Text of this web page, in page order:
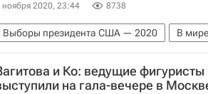
ноября 2020, 23:44 8738
Выборы президента США — 2020 В мире
Янез Янша
Дональд Трамп
и Ко: ведущие фигуристы
на гала-вечере в